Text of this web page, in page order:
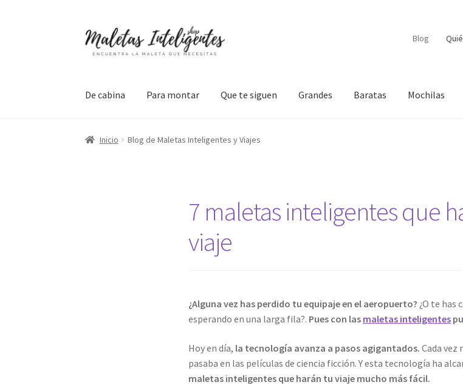
Ir
a
Ir
al
Blog
De cabina Para montar Que te siguen Grandes Baratas Mochilas
Inicio Blog de Maletas Inteligentes y Viajes
7 maletas inteligentes que
viaje
¿Alguna vez has perdido tu equipaje en el aeropuerto? ¿O te has
esperando en una larga fila?. Pues con las maletas inteligentes
Hoy en día, la tecnología avanza a pasos agigantados. Cada vez
pasaba en las películas de ciencia ficción. Y esta tecnología ha
maletas inteligentes que harán tu viaje mucho más fácil.